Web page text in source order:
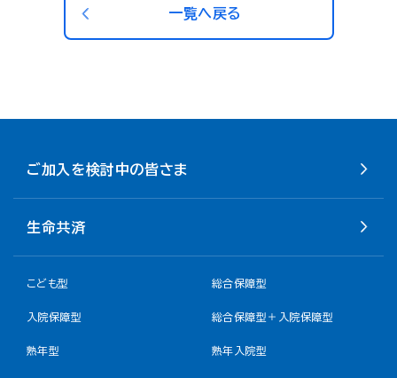
一覧へ戻る
ご加入を検討中の皆さま
生命共済
こども型 総合保障型
入院保障型 総合保障型＋入院保障型
熟年型 熟年入院型